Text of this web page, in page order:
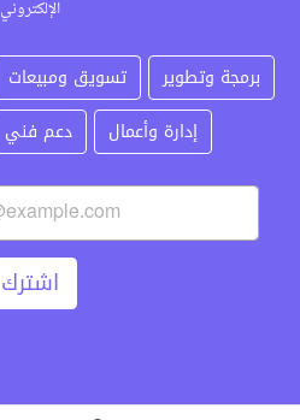
الإلكتروني
برمجة وتطوير تسويق ومبيعات
إدارة وأعمال
دعم فني
اشترك